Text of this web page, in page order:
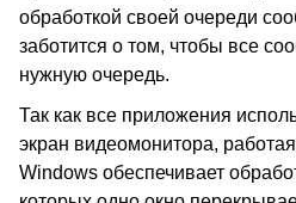
обработкой своей очереди
заботится о том, чтобы все
нужную очередь.
Так как все приложения
экран видеомонитора,
Windows обеспечивает